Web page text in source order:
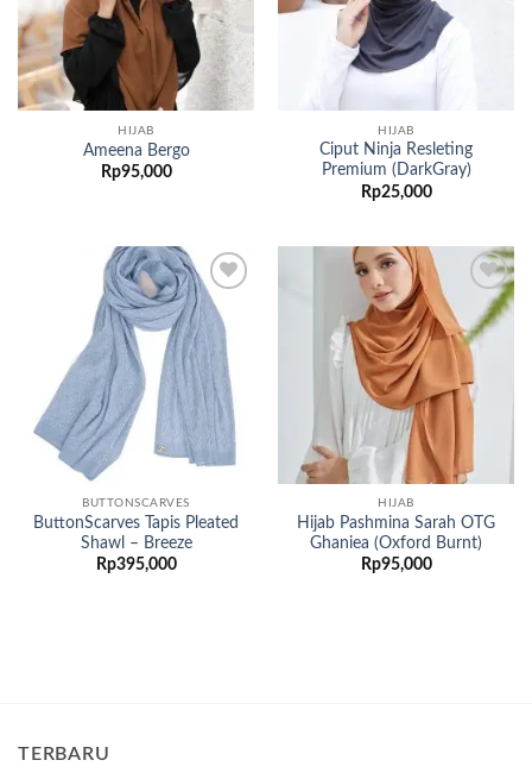
HIJAB
Ameena Bergo
Rp95,000
HIJAB
Ciput Ninja Resleting
Premium (DarkGray)
Rp25,000
Add to
wishlist
BUTTONSCARVES
ButtonScarves Tapis Pleated
Shawl – Breeze
Rp395,000
Add to
wishlist
HIJAB
Hijab Pashmina Sarah OTG
Ghaniea (Oxford Burnt)
Rp95,000
TERBARU